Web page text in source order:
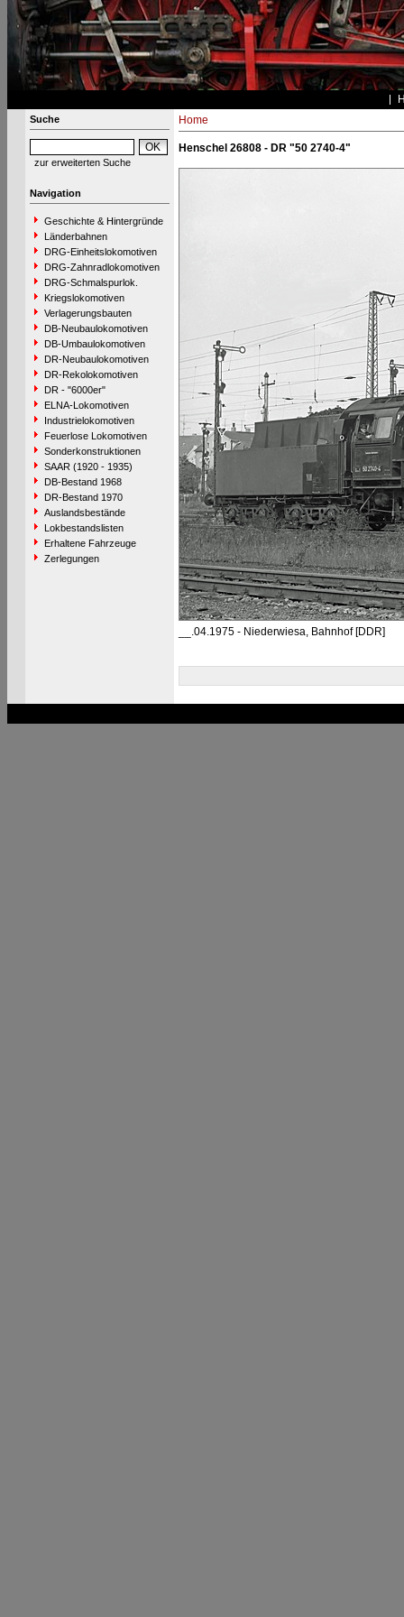
Suche
zur erweiterten Suche
Navigation
Geschichte & Hintergründe
Länderbahnen
DRG-Einheitslokomotiven
DRG-Zahnradlokomotiven
DRG-Schmalspurlok.
Kriegslokomotiven
Verlagerungsbauten
DB-Neubaulokomotiven
DB-Umbaulokomotiven
DR-Neubaulokomotiven
DR-Rekolokomotiven
DR - "6000er"
ELNA-Lokomotiven
Industrielokomotiven
Feuerlose Lokomotiven
Sonderkonstruktionen
SAAR (1920 - 1935)
DB-Bestand 1968
DR-Bestand 1970
Auslandsbestände
Lokbestandslisten
Erhaltene Fahrzeuge
Zerlegungen
Home
Henschel 26808 - DR "50 2740-4"
__.04.1975 - Niederwiesa, Bahnhof [DDR]